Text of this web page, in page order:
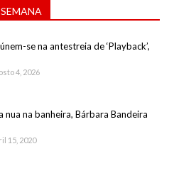
se na antestreia de ‘Playback’,
4, 2026
nua na banheira, Bárbara Bandeira
15, 2020